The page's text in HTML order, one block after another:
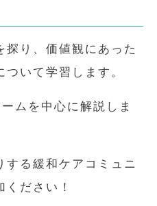
探り、価値観にあった
いて学習します。
ムを中心に解説しま
する緩和ケアコミュニ
ださい！